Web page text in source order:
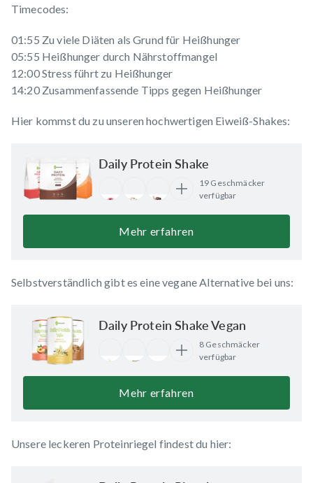
Timecodes:
01:55 Zu viele Diäten als Grund für Heißhunger
05:55 Heißhunger durch Nährstoffmangel
12:00 Stress führt zu Heißhunger
14:20 Zusammenfassende Tipps gegen Heißhunger
Hier kommst du zu unseren hochwertigen Eiweiß-Shakes:
Daily Protein Shake
19 Geschmäcker
verfügbar
Mehr erfahren
Selbstverständlich gibt es eine vegane Alternative bei uns:
Daily Protein Shake Vegan
8 Geschmäcker
verfügbar
Mehr erfahren
Unsere leckeren Proteinriegel findest du hier: